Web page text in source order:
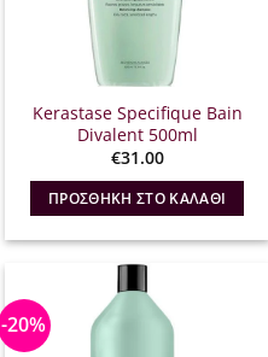
Kerastase Specifique Bain
Divalent 500ml
€31.00
ΠΡΟΣΘΉΚΗ ΣΤΟ ΚΑΛΆΘΙ
-20%